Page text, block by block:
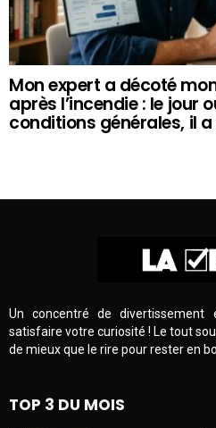
Mon expert a décoté
après l’incendie : le jour
conditions générales, il
Un concentré de divertissement
satisfaire votre curiosité ! Le tout
de mieux que le rire pour rester en
TOP 3 DU MOIS